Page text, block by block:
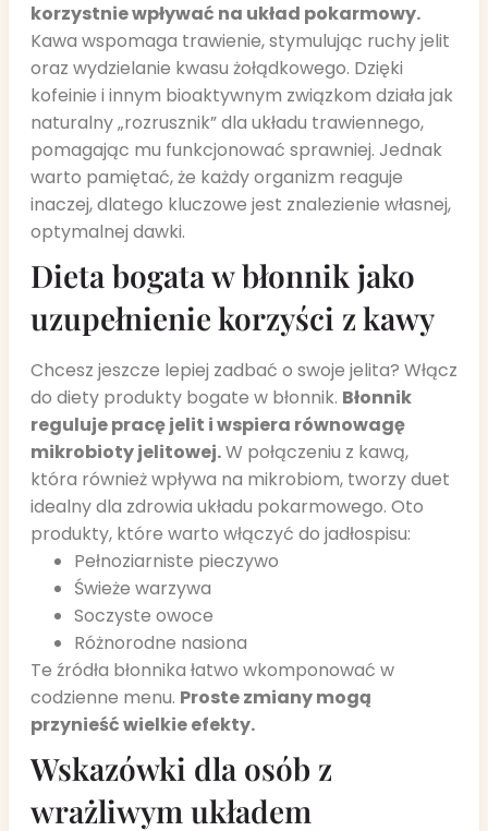
korzystnie wpływać na układ pokarmowy.
Kawa wspomaga trawienie, stymulując ruchy jelit
oraz wydzielanie kwasu żołądkowego. Dzięki
kofeinie i innym bioaktywnym związkom działa jak
naturalny „rozrusznik” dla układu trawiennego,
pomagając mu funkcjonować sprawniej. Jednak
warto pamiętać, że każdy organizm reaguje
inaczej, dlatego kluczowe jest znalezienie własnej,
optymalnej dawki.
Dieta bogata w błonnik jako
uzupełnienie korzyści z kawy
Chcesz jeszcze lepiej zadbać o swoje jelita? Włącz
do diety produkty bogate w błonnik. Błonnik
reguluje pracę jelit i wspiera równowagę
mikrobioty jelitowej.W połączeniu z kawą,
która również wpływa na mikrobiom, tworzy duet
idealny dla zdrowia układu pokarmowego. Oto
produkty, które warto włączyć do jadłospisu:
Pełnoziarniste pieczywo
Świeże warzywa
Soczyste owoce
Różnorodne nasiona
Te źródła błonnika łatwo wkomponować w
codzienne menu. Proste zmiany mogą
przynieść wielkie efekty.
Wskazówki dla osób z
wrażliwym układem